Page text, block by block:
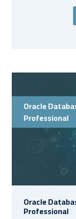
Oracle
Professional
Oracle
Professional